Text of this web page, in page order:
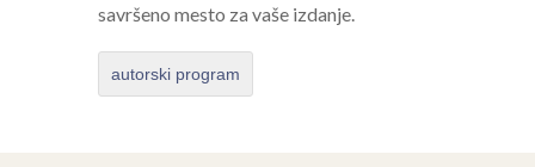
savršeno mesto za vaše izdanje.
autorski program